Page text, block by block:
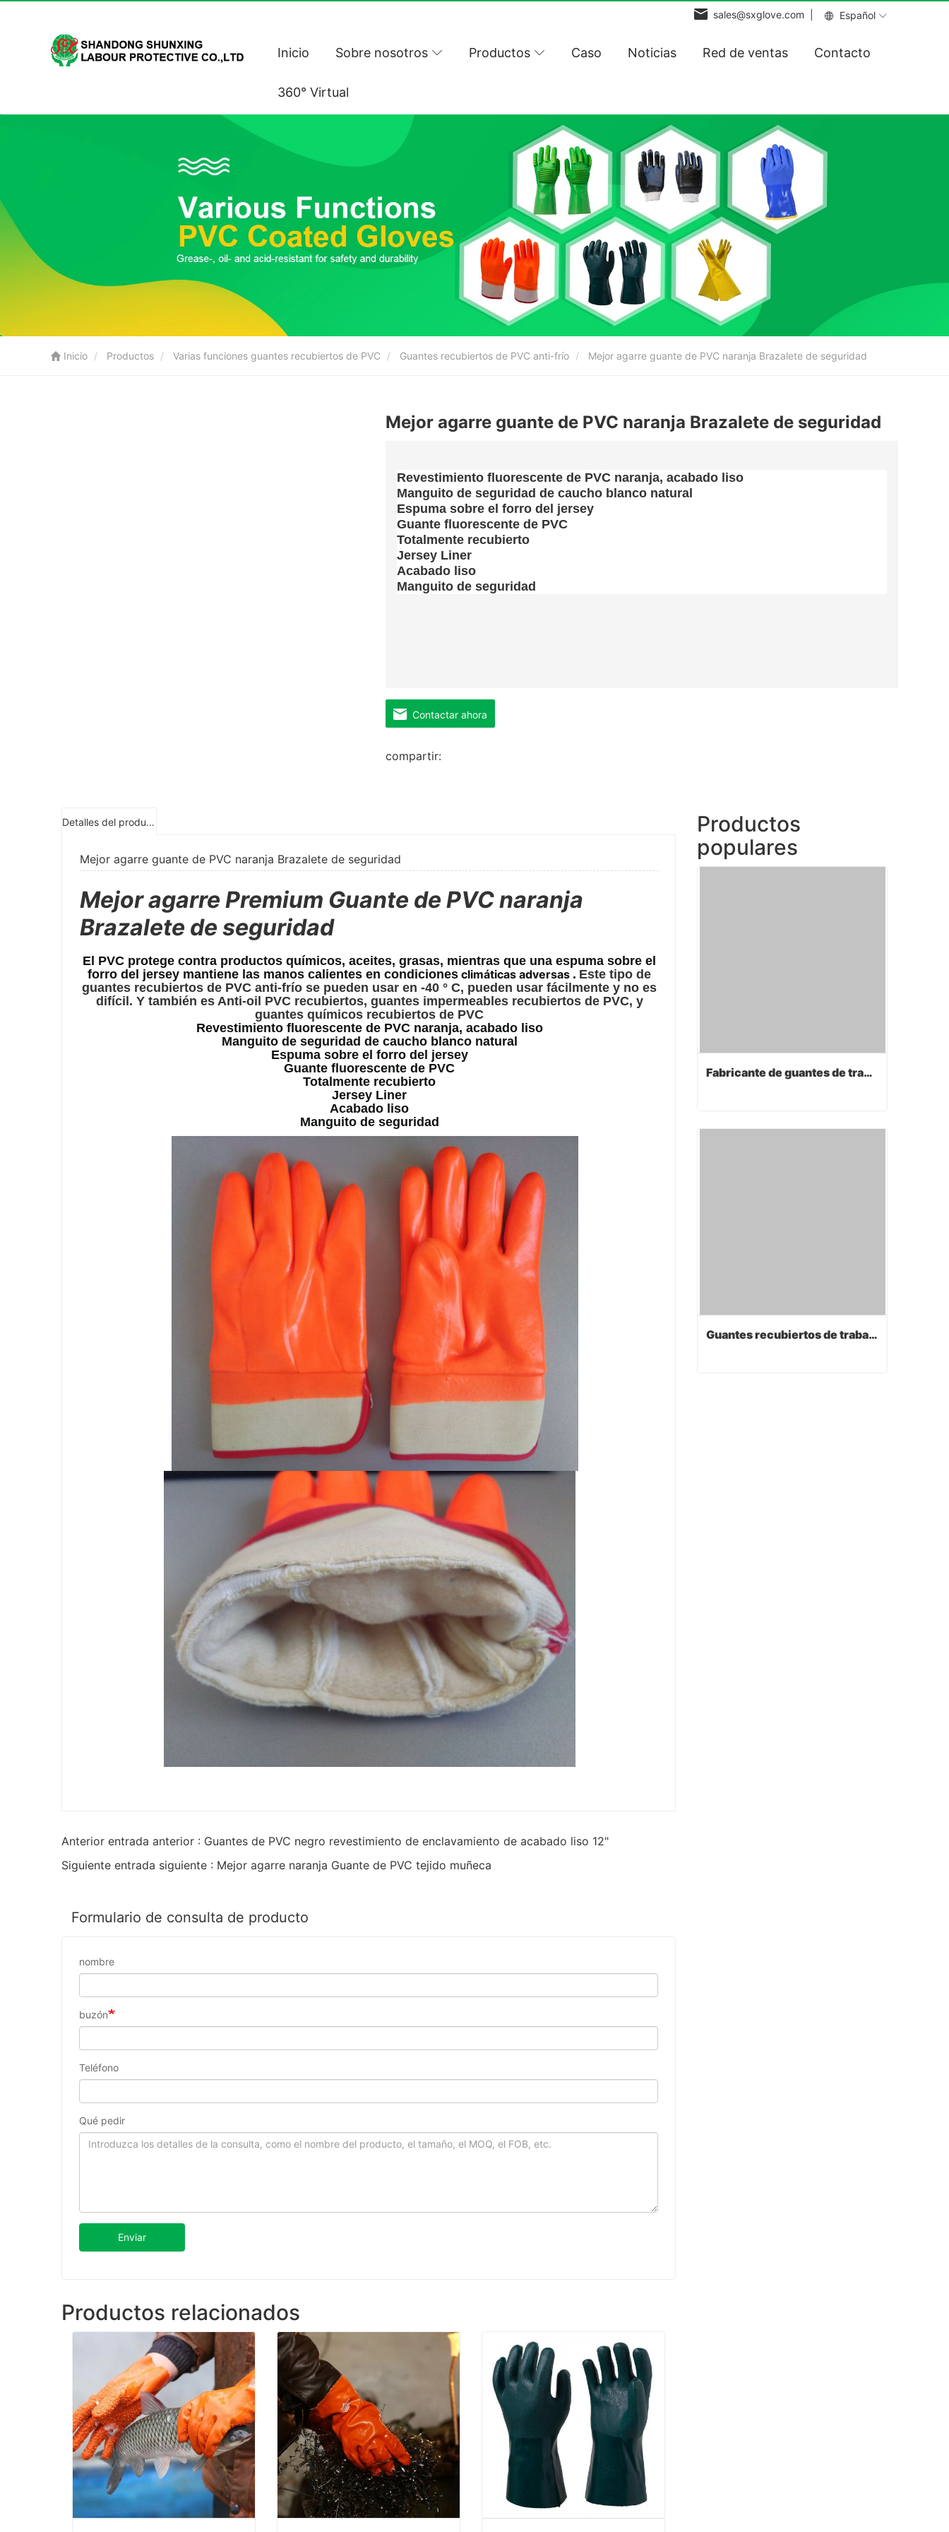
Español
sales@sxglove.com |
Inicio Sobre nosotros Productos Caso Noticias Red de ventas Contacto
360° Virtual
Inicio Productos Varias funciones guantes recubiertos de PVC Guantes recubiertos de PVC anti-frío Mejor agarre guante de PVC naranja Brazalete de seguridad
Mejor agarre guante de PVC naranja Brazalete de seguridad
Revestimiento fluorescente de PVC naranja, acabado liso
Manguito de seguridad de caucho blanco natural
Espuma sobre el forro del jersey
Guante fluorescente de PVC
Totalmente recubierto
Jersey Liner
Acabado liso
Manguito de seguridad
Contactar ahora
compartir:
Detalles del producto
Mejor agarre guante de PVC naranja Brazalete de seguridad
Mejor agarre Premium Guante de PVC naranja
Brazalete de seguridad
El PVC protege contra productos químicos, aceites, grasas, mientras que una espuma sobre el
forro del jersey mantiene las manos calientes en condiciones climáticas adversas . Este tipo de
guantes recubiertos de PVC anti-frío se pueden usar en -40 ° C, pueden usar fácilmente y no es
difícil. Y también es Anti-oil PVC recubiertos, guantes impermeables recubiertos de PVC, y
guantes químicos recubiertos de PVC
Revestimiento fluorescente de PVC naranja, acabado liso
Manguito de seguridad de caucho blanco natural
Espuma sobre el forro del jersey
Guante fluorescente de PVC
Totalmente recubierto
Jersey Liner
Acabado liso
Manguito de seguridad
Anterior entrada anterior : Guantes de PVC negro revestimiento de enclavamiento de acabado liso 12"
Siguiente entrada siguiente : Mejor agarre naranja Guante de PVC tejido muñeca
Formulario de consulta de producto
nombre
buzón
Teléfono
Qué pedir
Enviar
Productos relacionados
Productos
populares
Fabricante de guantes de trabajo
Fabricante de guantes de trabajo
Guantes recubiertos de trabajo de PVC